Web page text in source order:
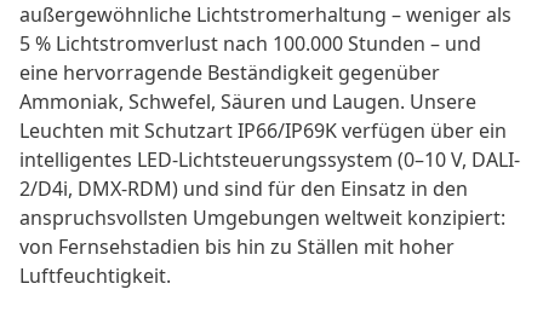
außergewöhnliche Lichtstromerhaltung – weniger als
5 % Lichtstromverlust nach 100.000 Stunden – und
eine hervorragende Beständigkeit gegenüber
Ammoniak, Schwefel, Säuren und Laugen. Unsere
Leuchten mit Schutzart IP66/IP69K verfügen über ein
intelligentes LED-Lichtsteuerungssystem (0–10 V, DALI-
2/D4i, DMX-RDM) und sind für den Einsatz in den
anspruchsvollsten Umgebungen weltweit konzipiert:
von Fernsehstadien bis hin zu Ställen mit hoher
Luftfeuchtigkeit.